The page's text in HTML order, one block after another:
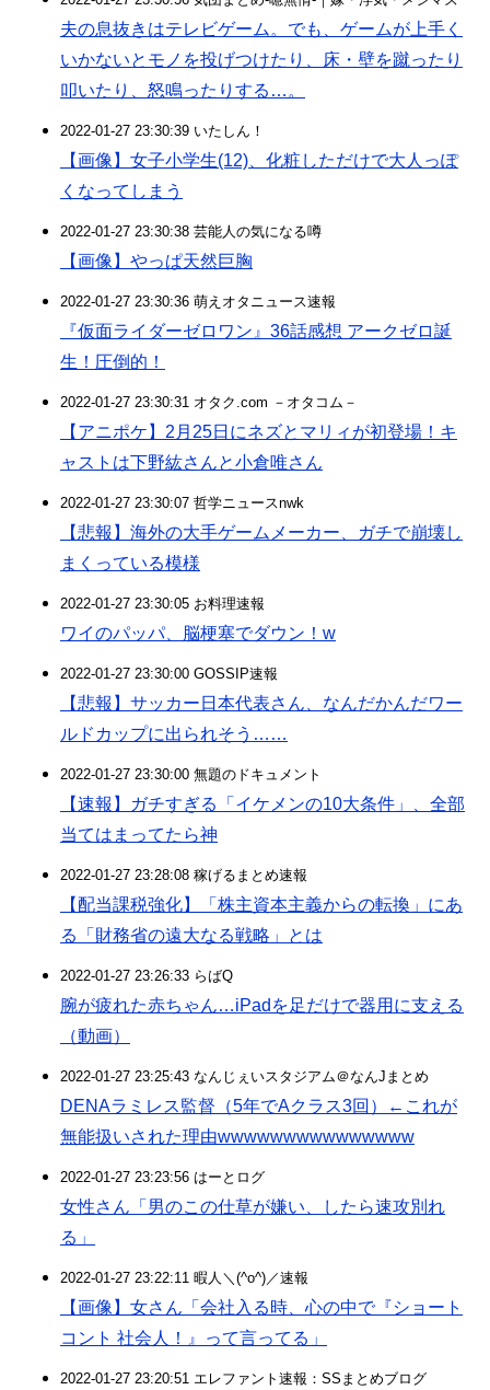
夫の息抜きはテレビゲーム。でも、ゲームが上手く
いかないとモノを投げつけたり、床・壁を蹴ったり
叩いたり、怒鳴ったりする…。
2022-01-27 23:30:39 いたしん！
【画像】女子小学生(12)、化粧しただけで大人っぽ
くなってしまう
2022-01-27 23:30:38 芸能人の気になる噂
【画像】やっぱ天然巨胸
2022-01-27 23:30:36 萌えオタニュース速報
『仮面ライダーゼロワン』36話感想 アークゼロ誕
生！圧倒的！
2022-01-27 23:30:31 オタク.com －オタコム－
【アニポケ】2月25日にネズとマリィが初登場！キ
ャストは下野紘さんと小倉唯さん
2022-01-27 23:30:07 哲学ニュースnwk
【悲報】海外の大手ゲームメーカー、ガチで崩壊し
まくっている模様
2022-01-27 23:30:05 お料理速報
ワイのパッパ、脳梗塞でダウン！w
2022-01-27 23:30:00 GOSSIP速報
【悲報】サッカー日本代表さん、なんだかんだワー
ルドカップに出られそう……
2022-01-27 23:30:00 無題のドキュメント
【速報】ガチすぎる「イケメンの10大条件」、全部
当てはまってたら神
2022-01-27 23:28:08 稼げるまとめ速報
【配当課税強化】「株主資本主義からの転換」にあ
る「財務省の遠大なる戦略」とは
2022-01-27 23:26:33 らばQ
腕が疲れた赤ちゃん…iPadを足だけで器用に支える
（動画）
2022-01-27 23:25:43 なんじぇいスタジアム＠なんJまとめ
DENAラミレス監督（5年でAクラス3回）←これが
無能扱いされた理由wwwwwwwwwwwwwww
2022-01-27 23:23:56 はーとログ
女性さん「男のこの仕草が嫌い、したら速攻別れ
る」
2022-01-27 23:22:11 暇人＼(^o^)／速報
【画像】女さん「会社入る時、心の中で『ショート
コント 社会人！』って言ってる」
2022-01-27 23:20:51 エレファント速報：SSまとめブログ